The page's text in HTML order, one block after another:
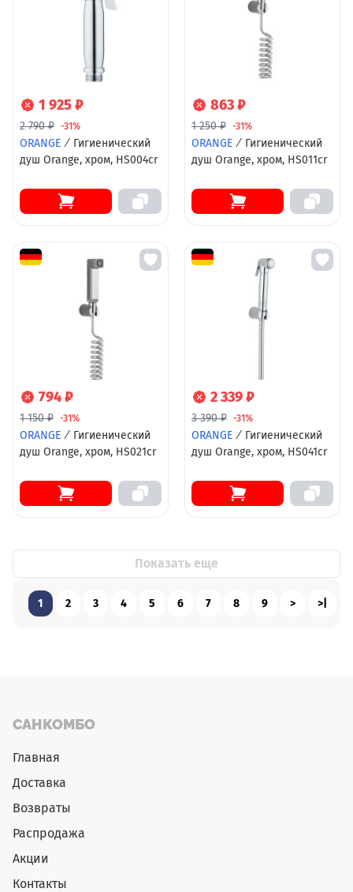
1 925 ₽
2 790 ₽ -31%
ORANGE / Гигиенический
душ Orange, хром, HS004cr
863 ₽
1 250 ₽ -31%
ORANGE / Гигиенический
душ Orange, хром, HS011cr
794 ₽
1 150 ₽ -31%
ORANGE / Гигиенический
душ Orange, хром, HS021cr
2 339 ₽
3 390 ₽ -31%
ORANGE / Гигиенический
душ Orange, хром, HS041cr
Показать еще
1 2 3 4 5 6 7 8 9 > >|
САНКОМБО
Главная
Доставка
Возвраты
Распродажа
Акции
Контакты